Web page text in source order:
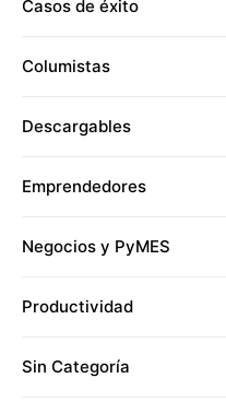
Casos de éxito
Columistas
Descargables
Emprendedores
Negocios y PyMES
Productividad
Sin Categoría